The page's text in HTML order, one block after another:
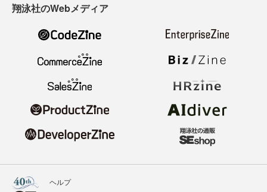
翔泳社のWebメディア
ヘルプ